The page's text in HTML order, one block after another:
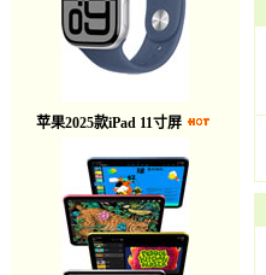
苹果2025款iPad 11寸屏